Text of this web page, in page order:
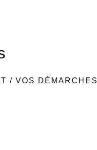
/VOS DÉMARCHES